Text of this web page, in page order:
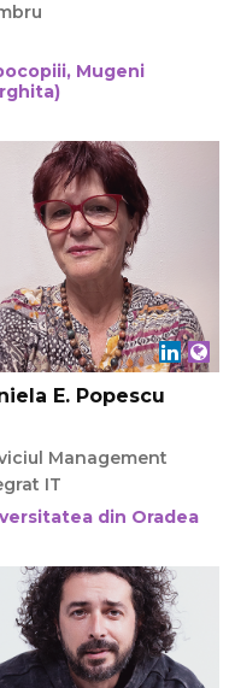
Mugeni
E. Popescu
Management
IT
din Oradea